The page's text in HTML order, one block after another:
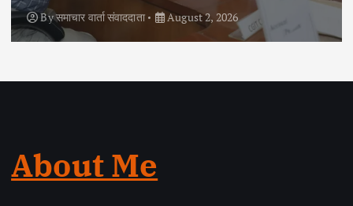
Byसमाचार वार्ता संवाददाता August 2, 2026
About Me